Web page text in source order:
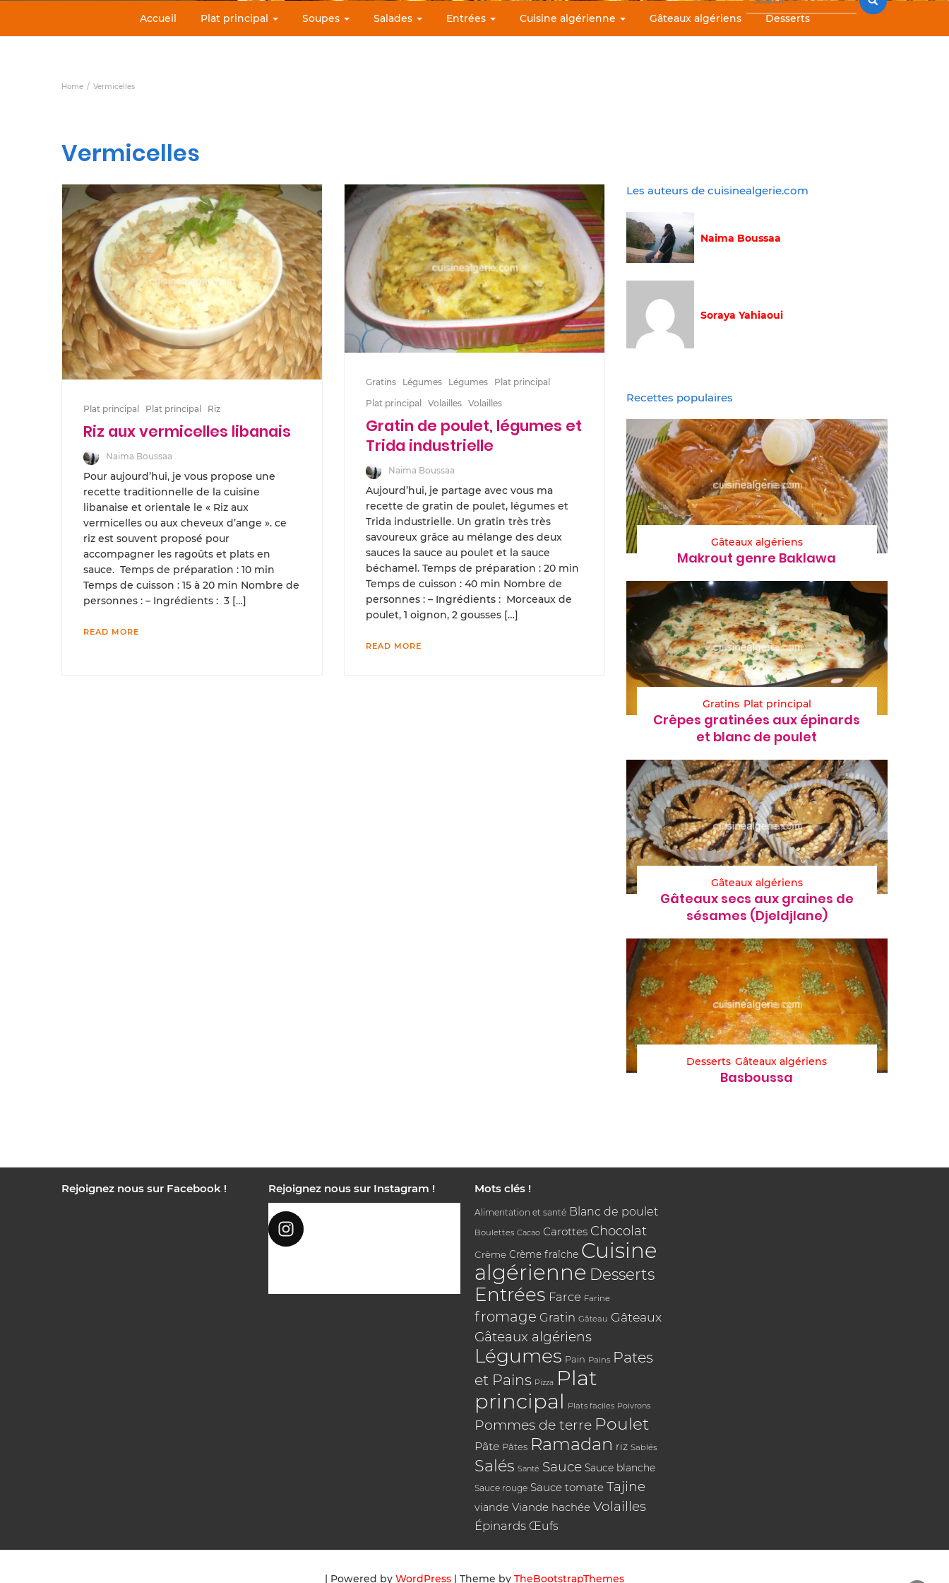
Accueil Plat principal Soupes Salades Entrées Cuisine algérienne Gâteaux algériens Desserts
Home Vermicelles
Vermicelles
Plat principal Plat principal Riz
Riz aux vermicelles libanais
Naima Boussaa
Pour aujourd’hui, je vous propose une
recette traditionnelle de la cuisine
libanaise et orientale le « Riz aux
vermicelles ou aux cheveux d’ange ». ce
riz est souvent proposé pour
accompagner les ragoûts et plats en
sauce. Temps de préparation : 10 min
Temps de cuisson : 15 à 20 min Nombre de
personnes : – Ingrédients : 3 […]
READ MORE
Gratins Légumes Légumes
Plat principal
Plat principal
Volailles Volailles
Gratin de poulet, légumes et
Trida industrielle
Naima Boussaa
Aujourd’hui, je partage avec vous ma
recette de gratin de poulet, légumes et
Trida industrielle. Un gratin très très
savoureux grâce au mélange des deux
sauces la sauce au poulet et la sauce
béchamel. Temps de préparation : 20 min
Temps de cuisson : 40 min Nombre de
personnes : – Ingrédients : Morceaux de
poulet, 1 oignon, 2 gousses […]
READ MORE
Les auteurs de cuisinealgerie.com
Naima Boussaa
Soraya Yahiaoui
Recettes populaires
Gâteaux algériens
Makrout genre Baklawa
Gratins Plat principal
Crêpes gratinées aux épinards
et blanc de poulet
Gâteaux algériens
Gâteaux secs aux graines de
sésames (Djeldjlane)
Desserts Gâteaux algériens
Basboussa
Rejoignez nous sur Facebook ! Rejoignez nous sur Instagram ! Mots clés !
Alimentation et santé Blanc de poulet
Boulettes Cacao Carottes Chocolat
Crème Crème fraîche Cuisine
algérienne Desserts
Entrées Farce Farine
fromage Gratin Gâteau Gâteaux
Gâteaux algériens
Légumes Pain Pains Pates
et Pains Pizza Plat
principal Plats faciles Poivrons
Pommes de terre Poulet
Pâte Pâtes Ramadan riz Sablés
Salés Santé Sauce Sauce blanche
Sauce rouge Sauce tomate Tajine
viande Viande hachée Volailles
Épinards Œufs
| Powered by WordPress | Theme by TheBootstrapThemes